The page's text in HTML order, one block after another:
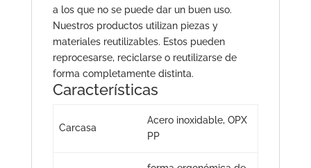
a los que no se puede dar un buen uso.
Nuestros productos utilizan piezas y
materiales reutilizables. Estos pueden
reprocesarse, reciclarse o reutilizarse de
forma completamente distinta.
Características
Carcasa
Acero inoxidable, OPX
PP